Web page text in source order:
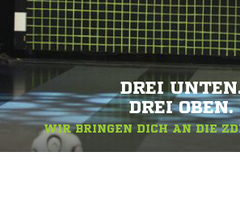
DREI
DREI OBEN.
WIR BRINGEN DICH AN DIE